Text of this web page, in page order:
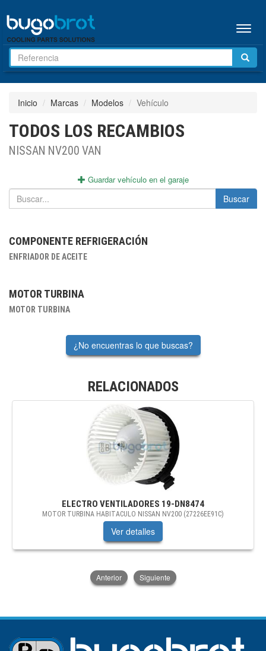
Menú
Inicio Marcas Modelos Vehículo
TODOS LOS RECAMBIOS
NISSAN NV200 VAN
Guardar vehículo en el garaje
Buscar
COMPONENTE REFRIGERACIÓN
ENFRIADOR DE ACEITE
MOTOR TURBINA
MOTOR TURBINA
¿No encuentras lo que buscas?
RELACIONADOS
ELECTRO VENTILADORES 19-DN8474
MOTOR TURBINA HABITACULO NISSAN NV200 (27226EE91C)
Ver detalles
Anterior Siguiente